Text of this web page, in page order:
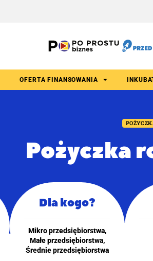
OFERTA FINANSOWANIA
Pożyczka
Dla kogo?
Mikro przedsiębiorstwa,
Małe przedsiębiorstwa,
Średnie przedsiębiorstwa